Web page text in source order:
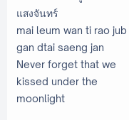
แสงจันทร์
mai leum wan ti rao jub
gan dtai saeng jan
Never forget that we
kissed under the
moonlight